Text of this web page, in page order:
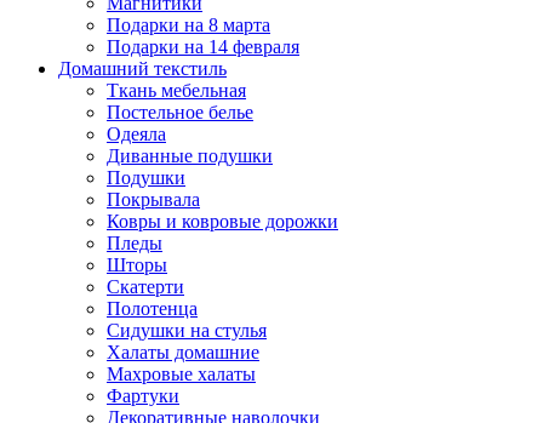
Подарки на 8 марта
Подарки на 14 февраля
Домашний текстиль
Ткань мебельная
Постельное белье
Одеяла
Диванные подушки
Подушки
Покрывала
Ковры и ковровые дорожки
Пледы
Шторы
Скатерти
Полотенца
Сидушки на стулья
Халаты домашние
Махровые халаты
Фартуки
Декоративные наволочки